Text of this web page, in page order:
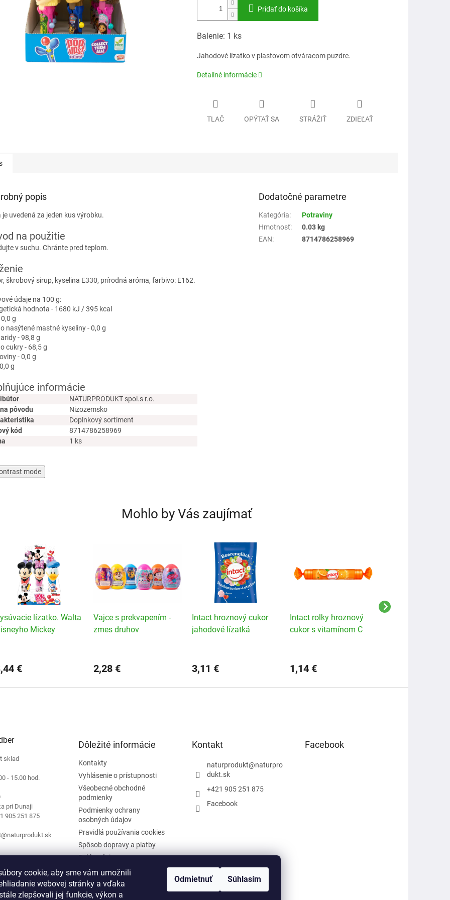
cookie, aby sme vám umožnili
webovej stránky a vďaka
zlepšovali jej funkcie, výkon a
Odmietnuť Súhlasím
Pridať do košíka
Balenie: 1 ks
Jahodové lízatko v plastovom otváracom puzdre.
Detailné informácie
TLAČ OPÝTAŤ SA STRÁŽIŤ ZDIEĽAŤ
popis
je uvedená za jeden kus výrobku.
na použitie
v suchu. Chránte pred teplom.
škrobový sirup, kyselina E330, prírodná aróma, farbivo: E162.
údaje na 100 g:
hodnota - 1680 kJ / 395 kcal
g
nasýtené mastné kyseliny - 0,0 g
- 98,8 g
cukry - 68,5 g
- 0,0 g
g
informácie
NATURPRODUKT spol.s r.o.
pôvodu
Nizozemsko
Doplnkový sortiment
kód
8714786258969
1 ks
Dodatočné parametre
Kategória:
Potraviny
Hmotnosť:
0.03 kg
EAN: 8714786258969
mode
Mohlo by Vás zaujímať
lízatko. Walta
Mickey
€
Vajce s prekvapením -
zmes druhov
2,28 €
Intact hroznový cukor
jahodové lízatká
3,11 €
Intact rolky hroznový
cukor s vitamínom C
1,14 €
sklad
- 15.00 hod.
pri Dunaji
905 251 875
Dôležité informácie
Kontakty
Vyhlásenie o prístupnosti
Všeobecné obchodné
podmienky
Podmienky ochrany
osobných údajov
Pravidlá používania cookies
Spôsob dopravy a platby
Reklamácie
Blog
História Naturprodukt
Podmienky Black Friday 2025
Kontakt
naturprodukt@naturpro
dukt.sk
+421 905 251 875
Facebook
Facebook